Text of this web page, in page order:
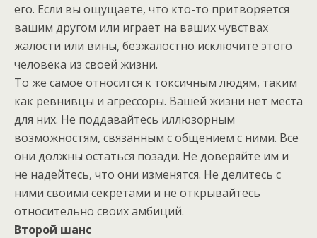
его. Если вы ощущаете, что кто-то притворяется
вашим другом или играет на ваших чувствах
жалости или вины, безжалостно исключите этого
человека из своей жизни.
То же самое относится к токсичным людям, таким
как ревнивцы и агрессоры. Вашей жизни нет места
для них. Не поддавайтесь иллюзорным
возможностям, связанным с общением с ними. Все
они должны остаться позади. Не доверяйте им и
не надейтесь, что они изменятся. Не делитесь с
ними своими секретами и не открывайтесь
относительно своих амбиций.
Второй шанс